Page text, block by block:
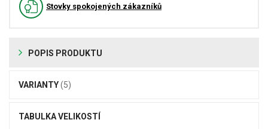
Stovky spokojených zákazníků
POPIS PRODUKTU
VARIANTY(5)
TABULKA VELIKOSTÍ